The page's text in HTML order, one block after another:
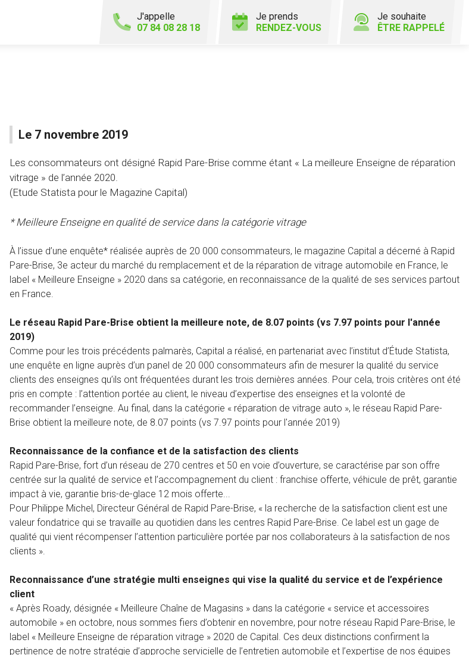
J'appelle
07 84 08 28 18
Je prends
RENDEZ-VOUS
Je souhaite
ÊTRE RAPPELÉ
Le 7 novembre 2019
Les consommateurs ont désigné Rapid Pare-Brise comme étant « La meilleure Enseigne de réparation
vitrage » de l’année 2020.
(Etude Statista pour le Magazine Capital)
* Meilleure Enseigne en qualité de service dans la catégorie vitrage
À l’issue d’une enquête* réalisée auprès de 20 000 consommateurs, le magazine Capital a décerné à Rapid
Pare-Brise, 3e acteur du marché du remplacement et de la réparation de vitrage automobile en France, le
label « Meilleure Enseigne » 2020 dans sa catégorie, en reconnaissance de la qualité de ses services partout
en France.
Le réseau Rapid Pare-Brise obtient la meilleure note, de 8.07 points (vs 7.97 points pour l'année
2019)
Comme pour les trois précédents palmarès, Capital a réalisé, en partenariat avec l’institut d’Étude Statista,
une enquête en ligne auprès d’un panel de 20 000 consommateurs afin de mesurer la qualité du service
clients des enseignes qu’ils ont fréquentées durant les trois dernières années. Pour cela, trois critères ont été
pris en compte : l’attention portée au client, le niveau d’expertise des enseignes et la volonté de
recommander l’enseigne. Au final, dans la catégorie « réparation de vitrage auto », le réseau Rapid Pare-
Brise obtient la meilleure note, de 8.07 points (vs 7.97 points pour l'année 2019)
Reconnaissance de la confiance et de la satisfaction des clients
Rapid Pare-Brise, fort d’un réseau de 270 centres et 50 en voie d’ouverture, se caractérise par son offre
centrée sur la qualité de service et l’accompagnement du client : franchise offerte, véhicule de prêt, garantie
impact à vie, garantie bris-de-glace 12 mois offerte...
Pour Philippe Michel, Directeur Général de Rapid Pare-Brise, « la recherche de la satisfaction client est une
valeur fondatrice qui se travaille au quotidien dans les centres Rapid Pare-Brise. Ce label est un gage de
qualité qui vient récompenser l’attention particulière portée par nos collaborateurs à la satisfaction de nos
clients ».
Reconnaissance d’une stratégie multi enseignes qui vise la qualité du service et de l’expérience
client
« Après Roady, désignée « Meilleure Chaîne de Magasins » dans la catégorie « service et accessoires
automobile » en octobre, nous sommes fiers d’obtenir en novembre, pour notre réseau Rapid Pare-Brise, le
label « Meilleure Enseigne de réparation vitrage » 2020 de Capital. Ces deux distinctions confirment la
pertinence de notre stratégie d’approche servicielle de l’entretien automobile et l’expertise de nos équipes